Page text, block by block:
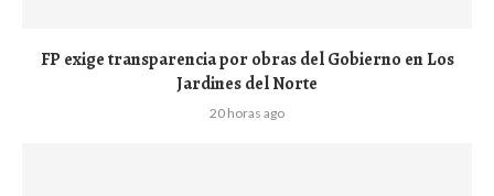
FP exige transparencia por obras del Gobierno en Los
Jardines del Norte
20 horas ago